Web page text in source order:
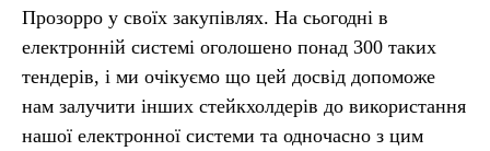
Прозорро у своїх закупівлях. На сьогодні в
електронній системі оголошено понад 300 таких
тендерів, і ми очікуємо що цей досвід допоможе
нам залучити інших стейкхолдерів до використання
нашої електронної системи та одночасно з цим